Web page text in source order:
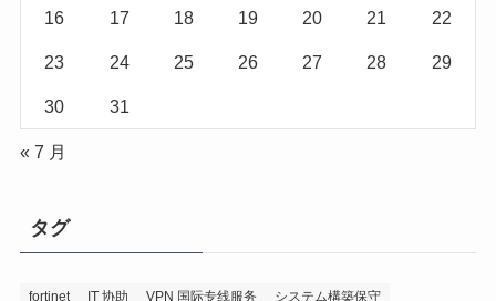
16 17 18 19 20 21 22
23 24 25 26 27 28 29
30 31
« 7 月
タグ
fortinet IT 协助 VPN 国际专线服务
システム構築保守